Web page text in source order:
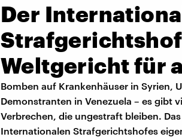
Der
Strafgerichtshof
Weltgericht für
Bomben auf Krankenhäuser in Syrien,
Demonstranten in Venezuela – es gibt
Verbrechen, die ungestraft bleiben.
Internationalen Strafgerichtshofes